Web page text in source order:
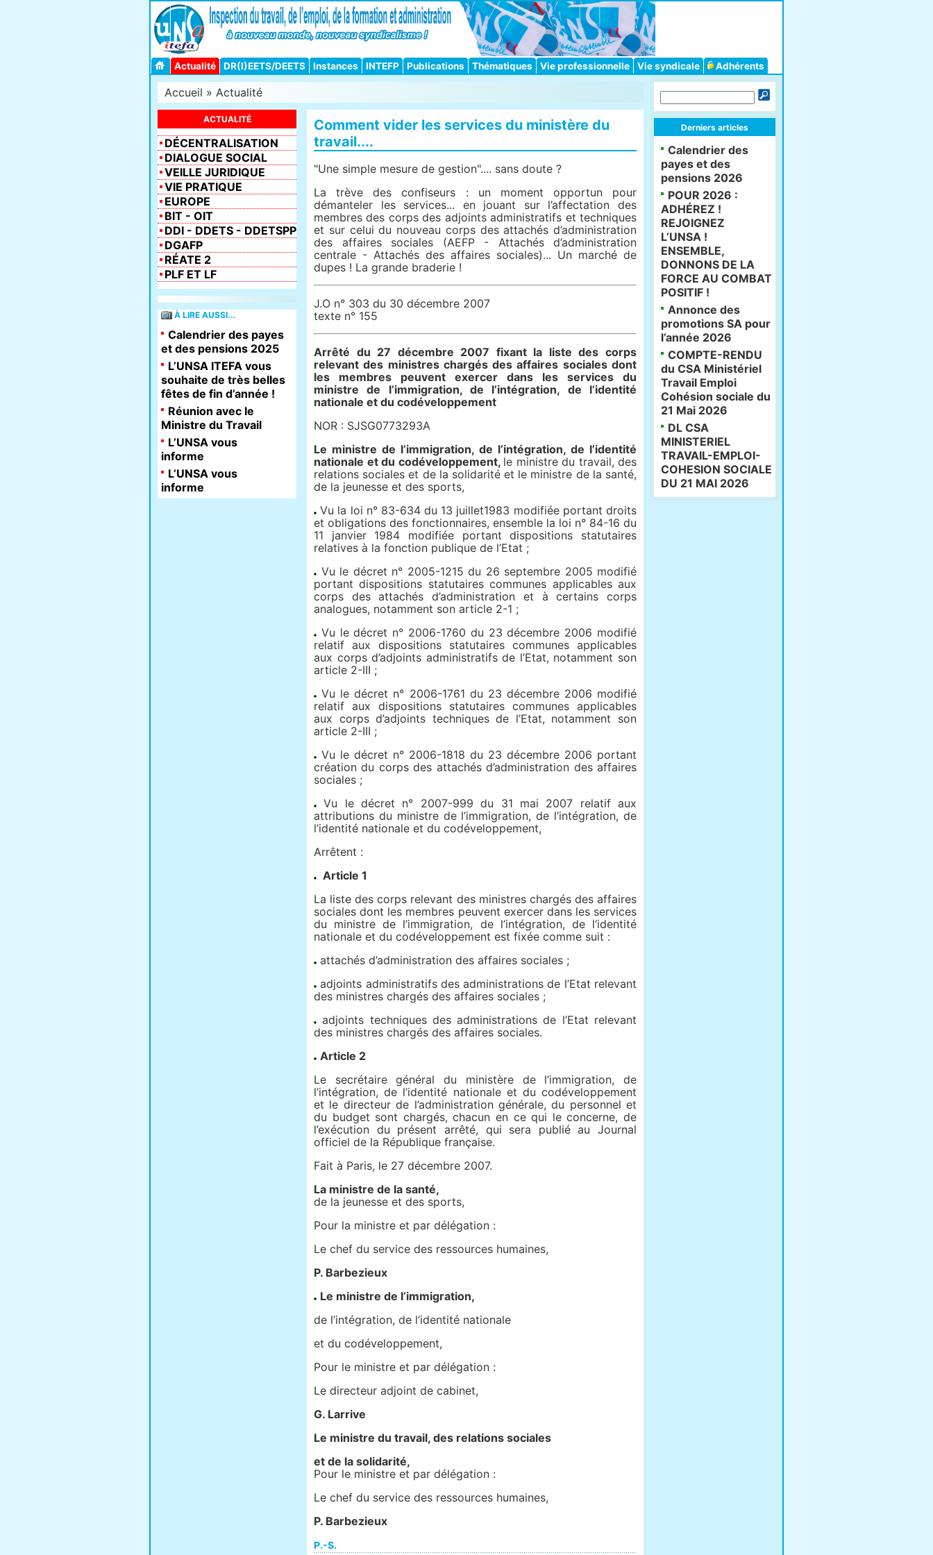
Actualité DR(I)EETS/DEETS Instances INTEFP Publications Thématiques Vie professionnelle Vie syndicale Adhérents
Accueil » Actualité
Comment vider les services du ministère du
travail....
"Une simple mesure de gestion".... sans doute ?
La trève des confiseurs : un moment opportun pour
démanteler les services... en jouant sur l’affectation des
membres des corps des adjoints administratifs et techniques
et sur celui du nouveau corps des attachés d’administration
des affaires sociales (AEFP - Attachés d’administration
centrale - Attachés des affaires sociales)... Un marché de
dupes ! La grande braderie !
J.O n° 303 du 30 décembre 2007
texte n° 155
Arrêté du 27 décembre 2007 fixant la liste des corps
relevant des ministres chargés des affaires sociales dont
les membres peuvent exercer dans les services du
ministre de l’immigration, de l’intégration, de l’identité
nationale et du codéveloppement
NOR : SJSG0773293A
Le ministre de l’immigration, de l’intégration, de l’identité
nationale et du codéveloppement, le ministre du travail, des
relations sociales et de la solidarité et le ministre de la santé,
de la jeunesse et des sports,
Vu la loi n° 83-634 du 13 juillet1983 modifiée portant droits
et obligations des fonctionnaires, ensemble la loi n° 84-16 du
11 janvier 1984 modifiée portant dispositions statutaires
relatives à la fonction publique de l’Etat ;
Vu le décret n° 2005-1215 du 26 septembre 2005 modifié
portant dispositions statutaires communes applicables aux
corps des attachés d’administration et à certains corps
analogues, notamment son article 2-1 ;
Vu le décret n° 2006-1760 du 23 décembre 2006 modifié
relatif aux dispositions statutaires communes applicables
aux corps d’adjoints administratifs de l’Etat, notamment son
article 2-III ;
Vu le décret n° 2006-1761 du 23 décembre 2006 modifié
relatif aux dispositions statutaires communes applicables
aux corps d’adjoints techniques de l’Etat, notamment son
article 2-III ;
Vu le décret n° 2006-1818 du 23 décembre 2006 portant
création du corps des attachés d’administration des affaires
sociales ;
Vu le décret n° 2007-999 du 31 mai 2007 relatif aux
attributions du ministre de l’immigration, de l’intégration, de
l’identité nationale et du codéveloppement,
Arrêtent :
Article 1
La liste des corps relevant des ministres chargés des affaires
sociales dont les membres peuvent exercer dans les services
du ministre de l’immigration, de l’intégration, de l’identité
nationale et du codéveloppement est fixée comme suit :
attachés d’administration des affaires sociales ;
adjoints administratifs des administrations de l’Etat relevant
des ministres chargés des affaires sociales ;
adjoints techniques des administrations de l’Etat relevant
des ministres chargés des affaires sociales.
Article 2
Le secrétaire général du ministère de l’immigration, de
l’intégration, de l’identité nationale et du codéveloppement
et le directeur de l’administration générale, du personnel et
du budget sont chargés, chacun en ce qui le concerne, de
l’exécution du présent arrêté, qui sera publié au Journal
officiel de la République française.
Fait à Paris, le 27 décembre 2007.
La ministre de la santé,
de la jeunesse et des sports,
Pour la ministre et par délégation :
Le chef du service des ressources humaines,
P. Barbezieux
Le ministre de l’immigration,
de l’intégration, de l’identité nationale
et du codéveloppement,
Pour le ministre et par délégation :
Le directeur adjoint de cabinet,
G. Larrive
Le ministre du travail, des relations sociales
et de la solidarité,
Pour le ministre et par délégation :
Le chef du service des ressources humaines,
P. Barbezieux
P.-S.
ACTUALITÉ
DÉCENTRALISATION
DIALOGUE SOCIAL
VEILLE JURIDIQUE
VIE PRATIQUE
EUROPE
BIT - OIT
DDI - DDETS - DDETSPP
DGAFP
RÉATE 2
PLF ET LF
À LIRE AUSSI...
Calendrier des payes
et des pensions 2025
L’UNSA ITEFA vous
souhaite de très belles
fêtes de fin d’année !
Réunion avec le
Ministre du Travail
L’UNSA vous
informe
L’UNSA vous
informe
Derniers articles
Calendrier des
payes et des
pensions 2026
POUR 2026 :
ADHÉREZ !
REJOIGNEZ
L’UNSA !
ENSEMBLE,
DONNONS DE LA
FORCE AU COMBAT
POSITIF !
Annonce des
promotions SA pour
l’année 2026
COMPTE-RENDU
du CSA Ministériel
Travail Emploi
Cohésion sociale du
21 Mai 2026
DL CSA
MINISTERIEL
TRAVAIL-EMPLOI-
COHESION SOCIALE
DU 21 MAI 2026